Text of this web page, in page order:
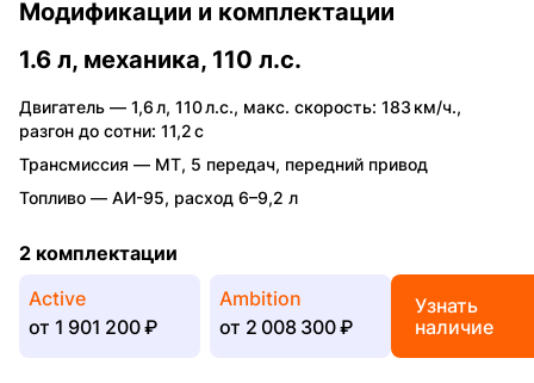
Модификации и комплектации
1.6 л, механика, 110 л.с.
Двигатель — 1,6 л, 110 л.с., макс. скорость: 183 км/ч.,
разгон до сотни: 11,2 с
Трансмиссия — MT, 5 передач, передний привод
Топливо — АИ-95, расход 6–9,2 л
2 комплектации
Active
от 1 901 200 ₽
Ambition
от 2 008 300 ₽
Узнать
наличие